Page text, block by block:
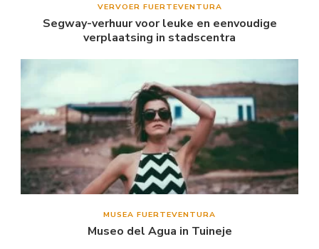
VERVOER FUERTEVENTURA
Segway-verhuur voor leuke en eenvoudige
verplaatsing in stadscentra
MUSEA FUERTEVENTURA
Museo del Agua in Tuineje